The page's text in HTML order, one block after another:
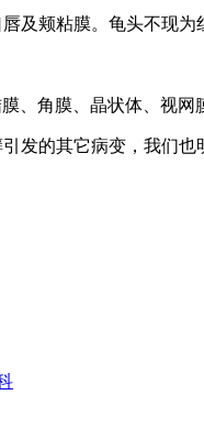
及颊粘膜。龟头不现
、角膜、晶状体、视
发的其它病变，我们